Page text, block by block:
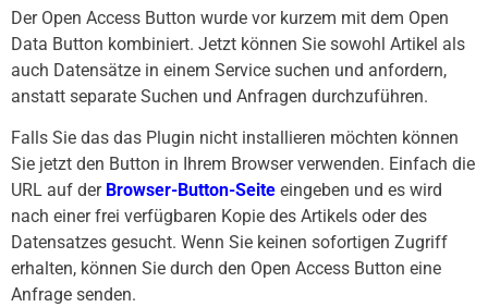
Der Open Access Button wurde vor kurzem mit dem Open
Data Button kombiniert. Jetzt können Sie sowohl Artikel als
auch Datensätze in einem Service suchen und anfordern,
anstatt separate Suchen und Anfragen durchzuführen.
Falls Sie das das Plugin nicht installieren möchten können
Sie jetzt den Button in Ihrem Browser verwenden. Einfach die
URL auf der Browser-Button-Seite eingeben und es wird
nach einer frei verfügbaren Kopie des Artikels oder des
Datensatzes gesucht. Wenn Sie keinen sofortigen Zugriff
erhalten, können Sie durch den Open Access Button eine
Anfrage senden.